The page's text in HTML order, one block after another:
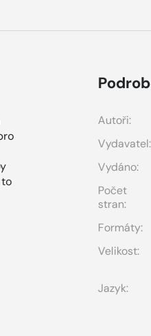
Autoři:
Vydavatel:
Vydáno:
Počet
stran:
Formáty:
Velikost:
Jazyk: